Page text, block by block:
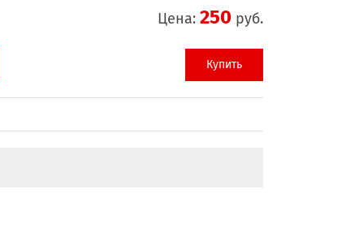
Цена: 250 руб.
Купить